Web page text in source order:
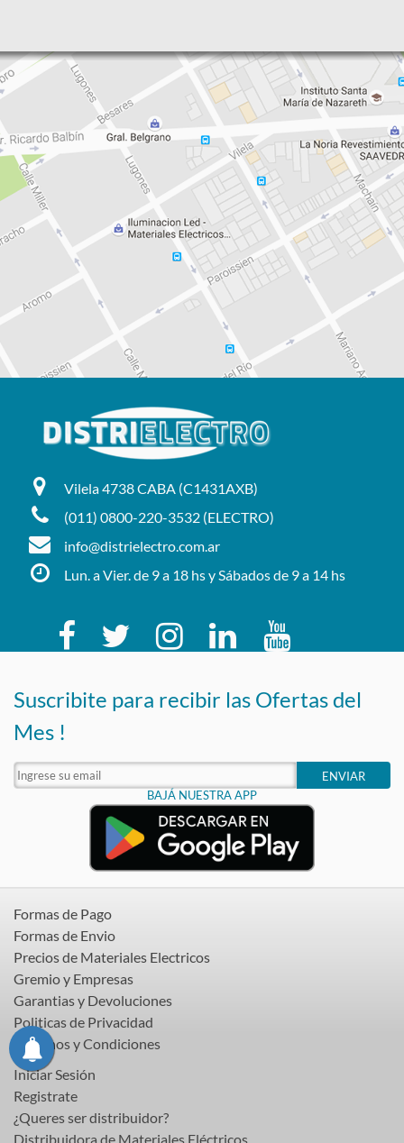
Vilela 4738 CABA (C1431AXB)
(011) 0800-220-3532 (ELECTRO)
info@distrielectro.com.ar
Lun. a Vier. de 9 a 18 hs y Sábados de 9 a 14 hs
Suscribite para recibir las Ofertas del
Mes !
ENVIAR
BAJÁ NUESTRA APP
Formas de Pago
Formas de Envio
Precios de Materiales Electricos
Gremio y Empresas
Garantias y Devoluciones
Politicas de Privacidad
Terminos y Condiciones
Iniciar Sesión
Registrate
¿Queres ser distribuidor?
Distribuidora de Materiales Eléctricos